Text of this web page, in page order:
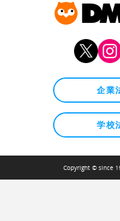
企業
学校
Copyright © since